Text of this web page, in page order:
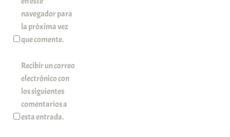
navegador para
la próxima vez
que comente.
Recibir un correo
electrónico con
los siguientes
comentarios a
esta entrada.